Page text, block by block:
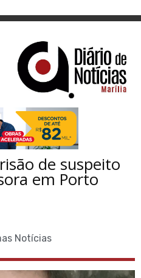
de suspeito
em Porto
Notícias